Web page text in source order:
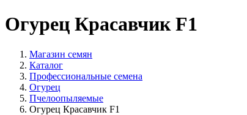
Огурец Красавчик F1
Магазин семян
Каталог
Профессиональные семена
Огурец
Пчелоопыляемые
Огурец Красавчик F1